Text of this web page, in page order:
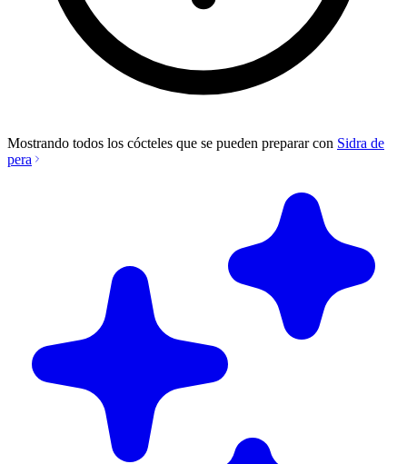
Mostrando todos los cócteles que se pueden preparar con Sidra de
pera